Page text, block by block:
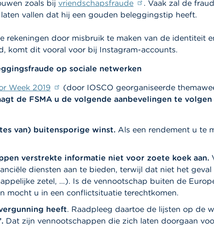
zoals bij vriendschapsfraude
. Vaak zal de
vallen dat hij een gouden beleggingstip heeft.
rekeningen door misbruik te maken van de identiteit
komt dit vooral voor bij Instagram-accounts.
op sociale netwerken
Week 2019
(door IOSCO georganiseerde
de FSMA u de volgende aanbevelingen te
van) buitensporige winst. Als een rendement u te
verstrekte informatie niet voor zoete koek aan.
diensten aan te bieden, terwijl dat niet het
zetel, …). Is de vennootschap buiten de
mocht u in een conflictsituatie terechtkomen.
heeft. Raadpleeg daartoe de lijsten op de
Dat zijn vennootschappen die zich laten doorgaan